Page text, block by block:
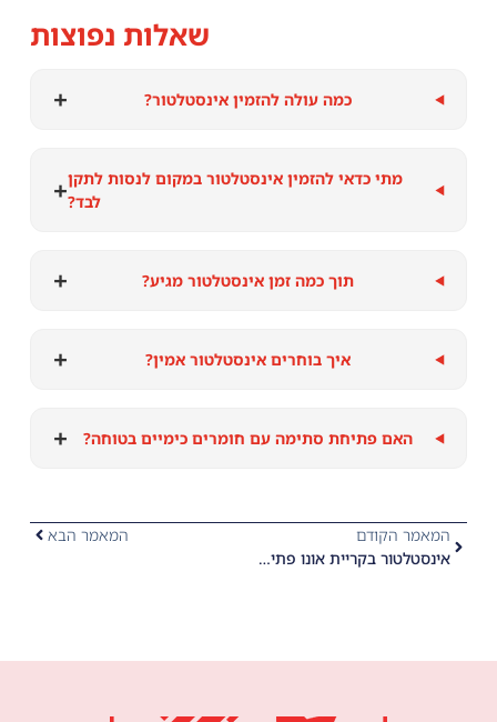
שאלות נפוצות
כמה עולה להזמין אינסטלטור? +
מתי כדאי להזמין אינסטלטור במקום לנסות לתקן
לבד?+
תוך כמה זמן אינסטלטור מגיע? +
איך בוחרים אינסטלטור אמין? +
האם פתיחת סתימה עם חומרים כימיים בטוחה? +
המאמר הקודם
אינסטלטור בקריית אונו פתיחת סתימות ביוב
המאמר הבא